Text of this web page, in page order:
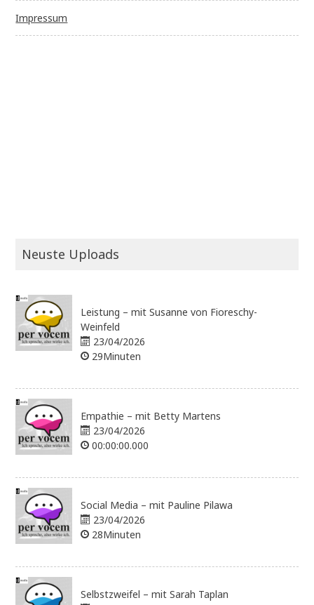
Impressum
Neuste Uploads
Leistung – mit Susanne von Fioreschy-
Weinfeld
23/04/2026
29Minuten
Empathie – mit Betty Martens
23/04/2026
00:00:00.000
Social Media – mit Pauline Pilawa
23/04/2026
28Minuten
Selbstzweifel – mit Sarah Taplan